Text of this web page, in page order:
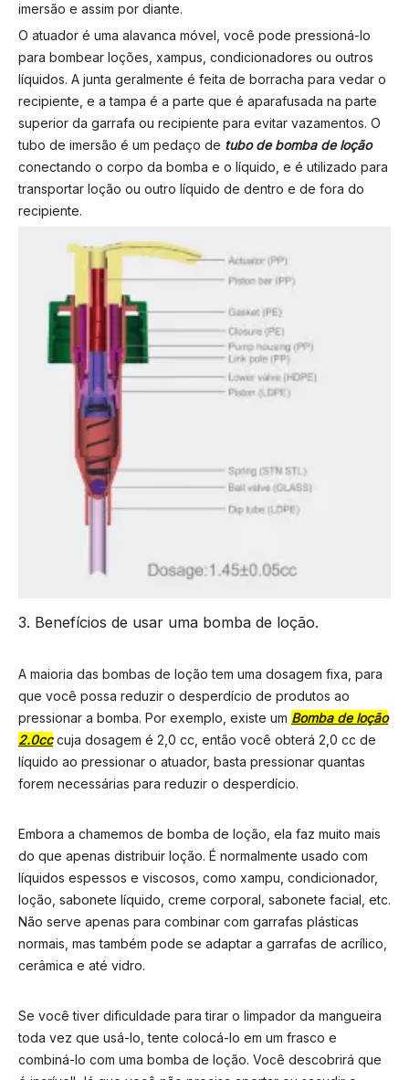
imersão e assim por diante.
O atuador é uma alavanca móvel, você pode pressioná-lo
para bombear loções, xampus, condicionadores ou outros
líquidos. A junta geralmente é feita de borracha para vedar o
recipiente, e a tampa é a parte que é aparafusada na parte
superior da garrafa ou recipiente para evitar vazamentos. O
tubo de imersão é um pedaço de tubo de bomba de loção
conectando o corpo da bomba e o líquido, e é utilizado para
transportar loção ou outro líquido de dentro e de fora do
recipiente.
3. Benefícios de usar uma bomba de loção.
A maioria das bombas de loção tem uma dosagem fixa, para
que você possa reduzir o desperdício de produtos ao
pressionar a bomba. Por exemplo, existe um Bomba de loção
2.0cccuja dosagem é 2,0 cc, então você obterá 2,0 cc de
líquido ao pressionar o atuador, basta pressionar quantas
forem necessárias para reduzir o desperdício.
Embora a chamemos de bomba de loção, ela faz muito mais
do que apenas distribuir loção. É normalmente usado com
líquidos espessos e viscosos, como xampu, condicionador,
loção, sabonete líquido, creme corporal, sabonete facial, etc.
Não serve apenas para combinar com garrafas plásticas
normais, mas também pode se adaptar a garrafas de acrílico,
cerâmica e até vidro.
Se você tiver dificuldade para tirar o limpador da mangueira
toda vez que usá-lo, tente colocá-lo em um frasco e
combiná-lo com uma bomba de loção. Você descobrirá que